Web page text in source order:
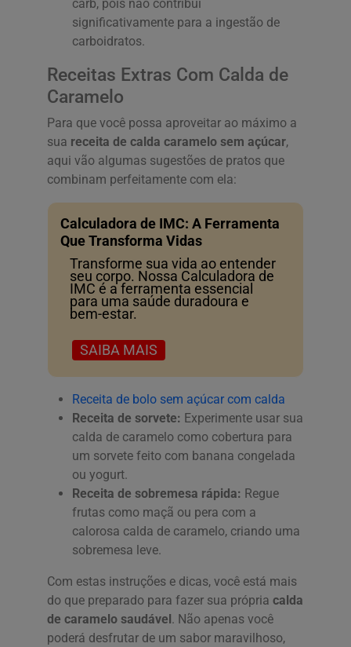
carb, pois não contribui
significativamente para a ingestão de
carboidratos.
Receitas Extras Com Calda de
Caramelo
Para que você possa aproveitar ao máximo a
sua receita de calda caramelo sem açúcar,
aqui vão algumas sugestões de pratos que
combinam perfeitamente com ela:
Calculadora de IMC: A Ferramenta
Que Transforma Vidas
Transforme sua vida ao entender
seu corpo. Nossa Calculadora de
IMC é a ferramenta essencial
para uma saúde duradoura e
bem-estar.
SAIBA MAIS
Receita de bolo sem açúcar com calda
Receita de sorvete: Experimente usar sua
calda de caramelo como cobertura para
um sorvete feito com banana congelada
ou yogurt.
Receita de sobremesa rápida: Regue
frutas como maçã ou pera com a
calorosa calda de caramelo, criando uma
sobremesa leve.
Com estas instruções e dicas, você está mais
do que preparado para fazer sua própria calda
de caramelo saudável. Não apenas você
poderá desfrutar de um sabor maravilhoso,